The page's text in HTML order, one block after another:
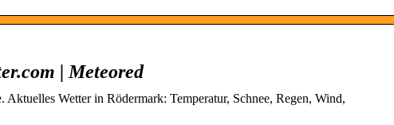
| Meteored
Wetter in Rödermark: Temperatur, Schnee, Regen, Wind,